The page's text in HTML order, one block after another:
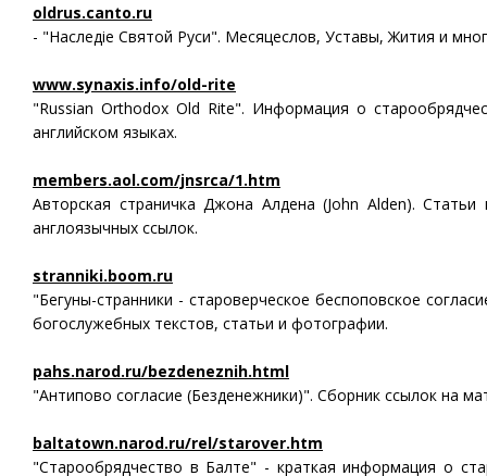
oldrus.canto.ru
- "Наследiе Святой Руси". Месяцеслов, Уставы, Жития и
www.synaxis.info/old-rite
"Russian Orthodox Old Rite". Информация о
английском языках.
members.aol.com/jnsrca/1.htm
Авторская страничка Джона Алдена (John Alden).
англоязычных ссылок.
stranniki.boom.ru
"Бегуны-странники - староверческое беспоповское
богослужебных текстов, статьи и фотографии.
pahs.narod.ru/bezdeneznih.html
"Антипово согласие (Безденежники)". Сборник ссылок на
baltatown.narod.ru/rel/starover.htm
"Старообрядчество в Балте" - краткая информация о